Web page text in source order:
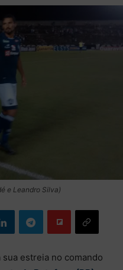
e Leandro Silva)
estreia no comando